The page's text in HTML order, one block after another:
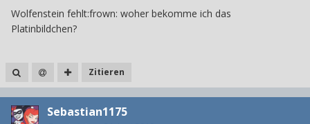
Wolfenstein fehlt:frown: woher bekomme ich das
Platinbildchen?
Zitieren
Sebastian1175